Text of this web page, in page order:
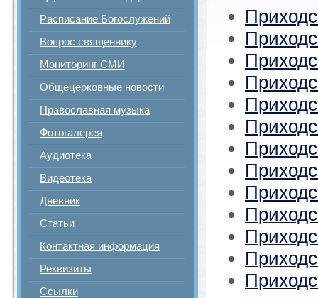
Расписание Богослужений
Вопрос священнику
Мониторинг СМИ
Общецерковные новости
Православная музыка
Фотогалерея
Аудиотека
Видеотека
Дневник
Статьи
Контактная информация
Реквизиты
Ссылки